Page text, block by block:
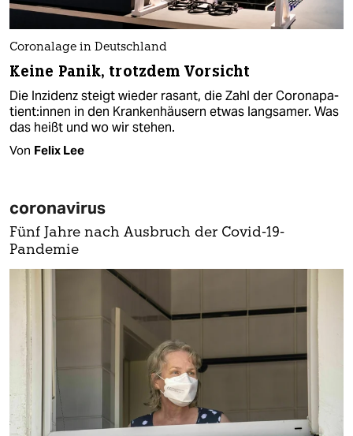
Coronalage in Deutschland
Keine Panik, trotzdem Vorsicht
Die Inzidenz steigt wieder rasant, die Zahl der Co­ro­na­pa­
ti­en­t:in­nen in den Krankenhäusern etwas langsamer. Was
das heißt und wo wir stehen.
Von Felix Lee
coronavirus
Fünf Jahre nach Ausbruch der Covid-19-
Pandemie